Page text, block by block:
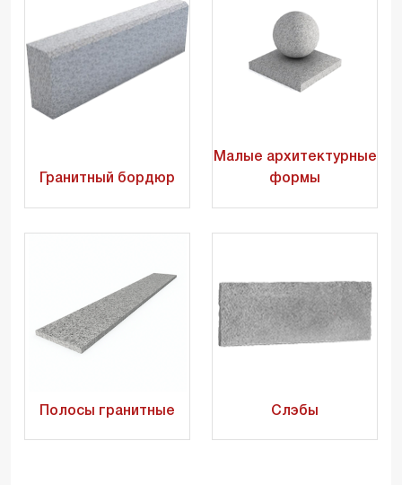
Гранитный бордюр
Малые архитектурные
формы
Полосы гранитные Слэбы